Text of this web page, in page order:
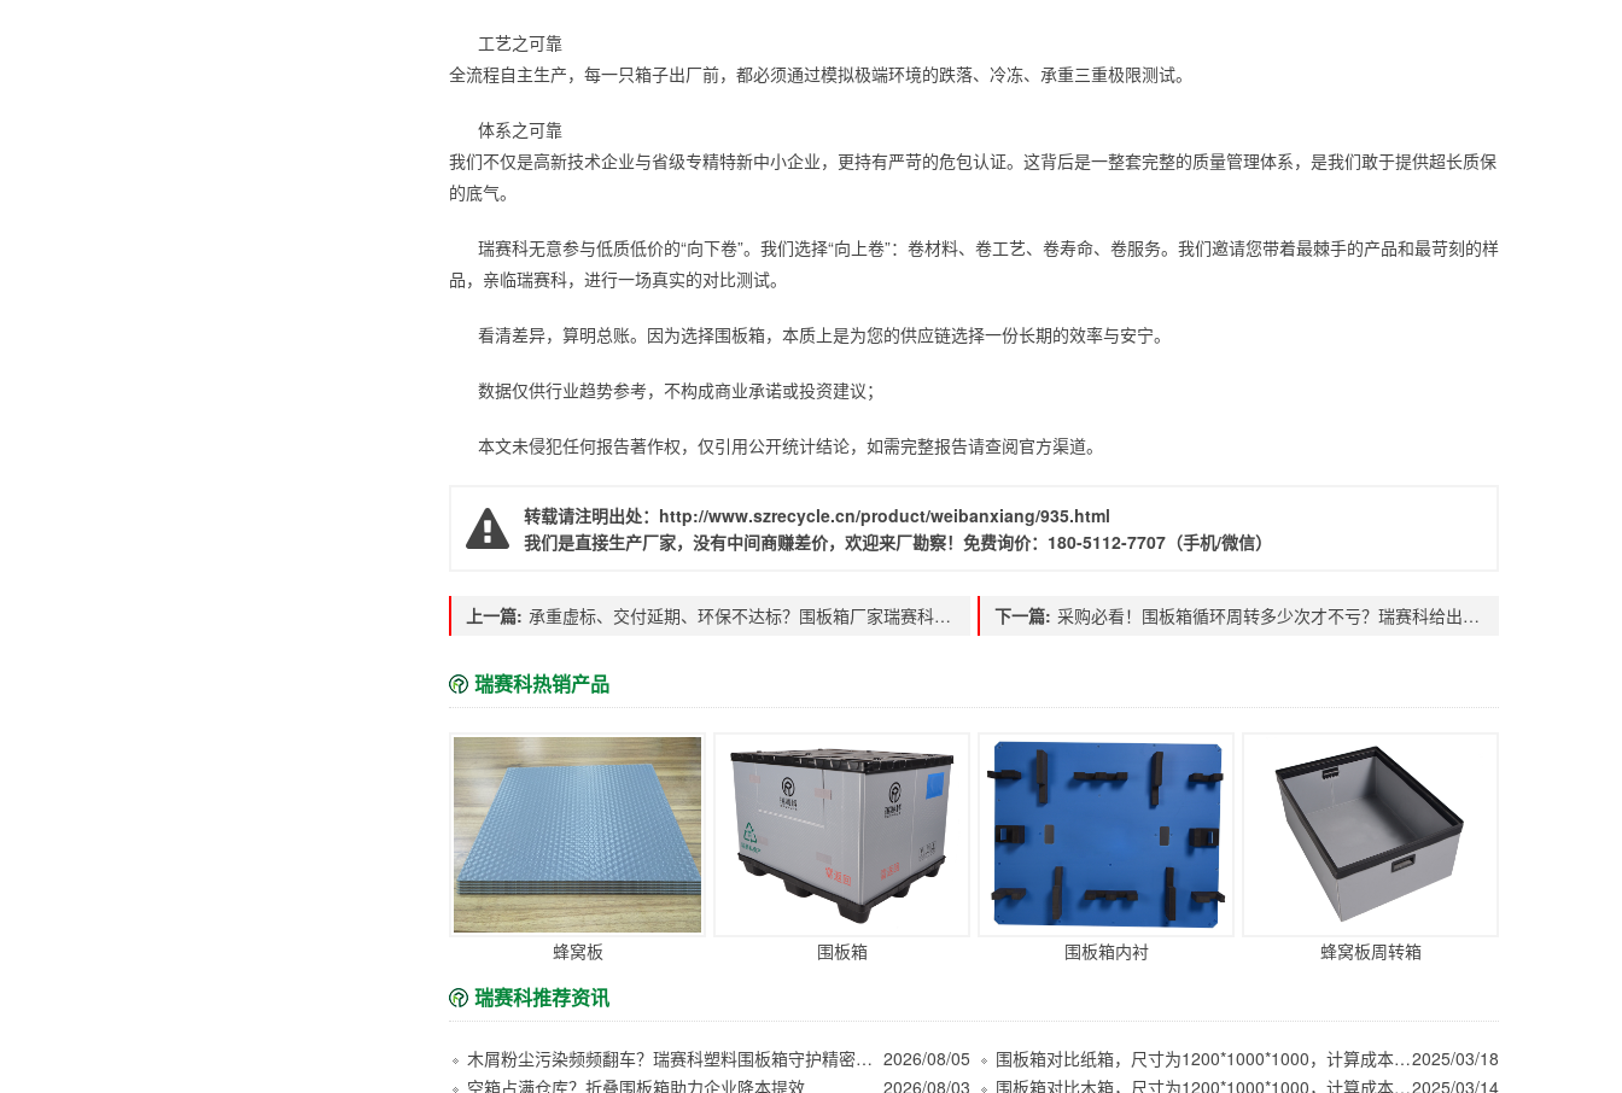
工艺之可靠
全流程自主生产，每一只箱子出厂前，都必须通过模拟极端环境的跌落、冷冻、承重三重极限测试。
体系之可靠
我们不仅是高新技术企业与省级专精特新中小企业，更持有严苛的危包认证。这背后是一整套完整的质量管理体系，是我们敢于提供超长质保
的底气。
瑞赛科无意参与低质低价的“向下卷”。我们选择“向上卷”：卷材料、卷工艺、卷寿命、卷服务。我们邀请您带着最棘手的产品和最苛刻的样
品，亲临瑞赛科，进行一场真实的对比测试。
看清差异，算明总账。因为选择围板箱，本质上是为您的供应链选择一份长期的效率与安宁。
数据仅供行业趋势参考，不构成商业承诺或投资建议；
本文未侵犯任何报告著作权，仅引用公开统计结论，如需完整报告请查阅官方渠道。
转载请注明出处： http://www.szrecycle.cn/product/weibanxiang/935.html
我们是直接生产厂家，没有中间商赚差价，欢迎来厂勘察！免费询价： 180-5112-7707 （手机/微信）
上一篇: 承重虚标、交付延期、环保不达标？围板箱厂家瑞赛科21年全案破局 下一篇: 采购必看！围板箱循环周转多少次才不亏？瑞赛科给出答案
瑞赛科热销产品
蜂窝板 围板箱 围板箱内衬 蜂窝板周转箱
瑞赛科推荐资讯
木屑粉尘污染频频翻车？瑞赛科塑料围板箱守护精密件洁净周转 2026/08/05
空箱占满仓库？折叠围板箱助力企业降本提效
2026/08/03
围板箱对比纸箱，尺寸为1200*1000*1000，计算成本看哪个更划算2025/03/18
围板箱对比木箱，尺寸为1200*1000*1000，计算成本看哪个更划算2025/03/14